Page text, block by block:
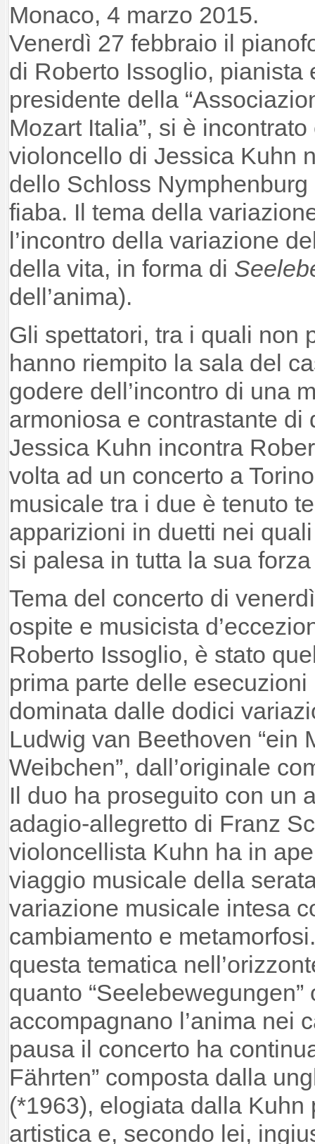
Monaco, 4 marzo 2015.
Venerdì 27 febbraio il
di Roberto Issoglio, pianista
presidente della
Mozart Italia”, si è
violoncello di Jessica Kuhn
dello Schloss Nymphenburg
fiaba. Il tema della
l’incontro della variazione
della vita, in forma di
dell’anima).
Gli spettatori, tra i quali non
hanno riempito la sala del
godere dell’incontro di una
armoniosa e contrastante di
Jessica Kuhn incontra
volta ad un concerto a
musicale tra i due è tenuto
apparizioni in duetti nei
si palesa in tutta la sua
Tema del concerto di
ospite e musicista
Roberto Issoglio, è stato
prima parte delle
dominata dalle dodici
Ludwig van Beethoven “ein
Weibchen”, dall’originale
Il duo ha proseguito con un
adagio-allegretto di Franz
violoncellista Kuhn ha in
viaggio musicale della
variazione musicale intesa
cambiamento e
questa tematica
quanto
accompagnano l’anima nei
pausa il concerto ha
Fährten” composta dalla
(*1963), elogiata dalla Kuhn
artistica e, secondo lei,